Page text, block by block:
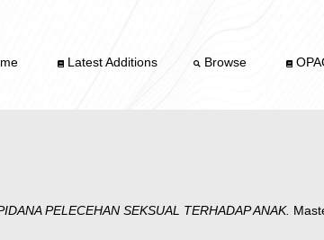
Latest Additions Browse
PELECEHAN SEKSUAL TERHADAP ANAK.